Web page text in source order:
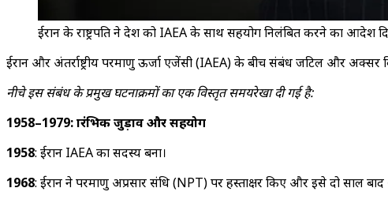
ईरान के राष्ट्रपति ने देश को IAEA के साथ सहयोग निलंबित करने का आदेश
ईरान और अंतर्राष्ट्रीय परमाणु ऊर्जा एजेंसी (IAEA) के बीच संबंध जटिल और
नीचे इस संबंध के प्रमुख घटनाक्रमों का एक विस्तृत समयरेखा दी गई है:
1958–1979: प्रारंभिक जुड़ाव और सहयोग
1958: ईरान IAEA का सदस्य बना।
1968: ईरान ने परमाणु अप्रसार संधि (NPT) पर हस्ताक्षर किए और इसे दो साल बाद